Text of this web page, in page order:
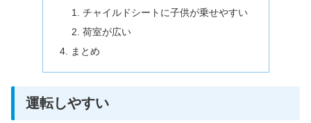
チャイルドシートに子供が乗せやすい
荷室が広い
まとめ
運転しやすい